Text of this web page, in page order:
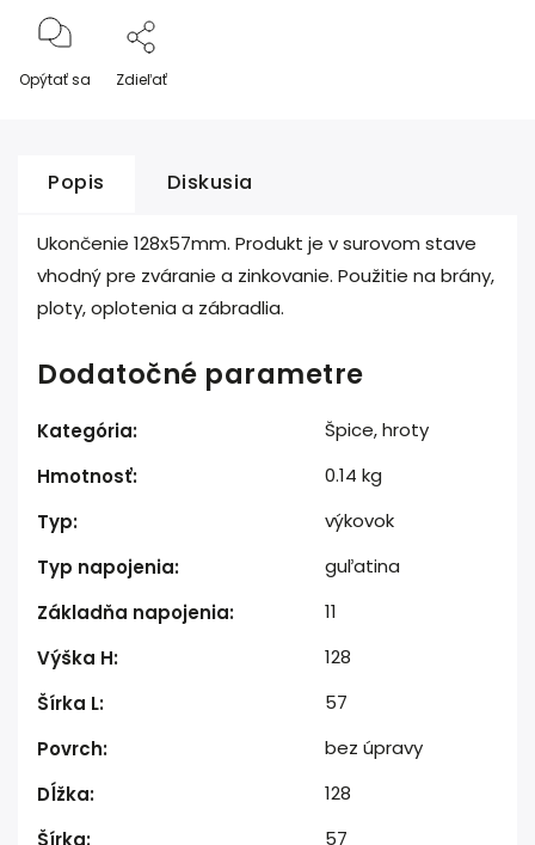
Opýtať sa Zdieľať
Popis Diskusia
Ukončenie 128x57mm. Produkt je v surovom stave
vhodný pre zváranie a zinkovanie. Použitie na brány,
ploty, oplotenia a zábradlia.
Dodatočné parametre
Kategória:
Špice, hroty
Hmotnosť:
0.14 kg
Typ:
výkovok
Typ napojenia:
guľatina
Základňa napojenia:
11
Výška H:
128
Šírka L:
57
Povrch:
bez úpravy
Dĺžka:
128
Šírka:
57